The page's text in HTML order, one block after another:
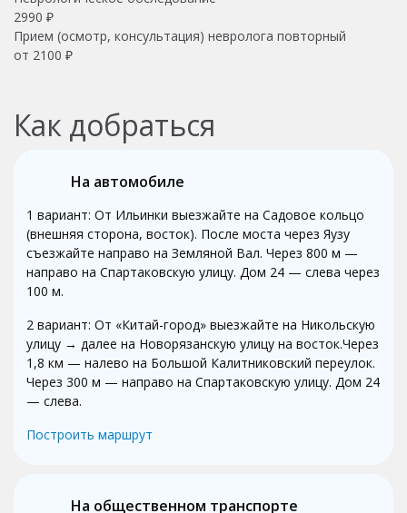
2990 ₽
Прием (осмотр, консультация) невролога повторный
от 2100 ₽
Как добраться
На автомобиле
1 вариант: От Ильинки выезжайте на Садовое кольцо
(внешняя сторона, восток). После моста через Яузу
съезжайте направо на Земляной Вал. Через 800 м —
направо на Спартаковскую улицу. Дом 24 — слева через
100 м.
2 вариант: От «Китай-город» выезжайте на Никольскую
улицу → далее на Новорязанскую улицу на восток.Через
1,8 км — налево на Большой Калитниковский переулок.
Через 300 м — направо на Спартаковскую улицу. Дом 24
— слева.
Построить маршрут
На общественном транспорте